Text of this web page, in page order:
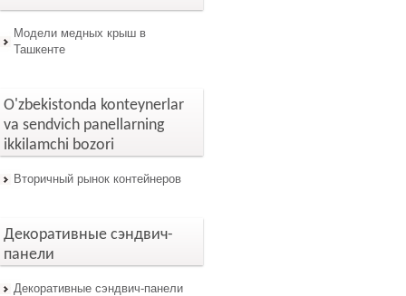
Модели медных крыш в
Ташкенте
O'zbekistonda konteynerlar
va sendvich panellarning
ikkilamchi bozori
Вторичный рынок контейнеров
Декоративные сэндвич-
панели
Декоративные сэндвич-панели